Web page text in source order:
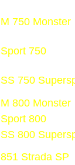
M 750 Monster
Sport 750
SS 750
M 800 Monster
Sport 800
SS 800
851 Strada SP